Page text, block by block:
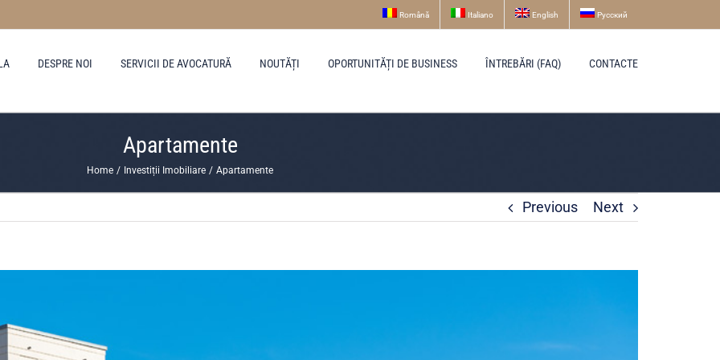
Română Italiano English Русский
DESPRE NOI SERVICII DE AVOCATURĂ NOUTĂȚI OPORTUNITĂȚI DE BUSINESS ÎNTREBĂRI (FAQ) CONTACTE
Apartamente
Home Investiții Imobiliare Apartamente
Previous Next